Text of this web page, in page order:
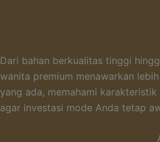
Dari bahan berkualitas tinggi
wanita premium menawarkan
yang ada, memahami
agar investasi mode Anda tetap